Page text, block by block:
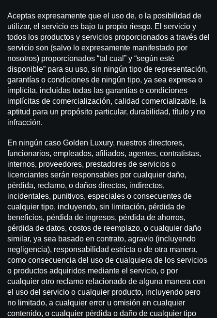
Aceptas expresamente que el uso de, o la posibilidad de
utilizar, el servicio es bajo tu propio riesgo. El servicio y
todos los productos y servicios proporcionados a través del
servicio son (salvo lo expresamente manifestado por
nosotros) proporcionados “tal cual” y “según esté
disponible” para su uso, sin ningún tipo de representación,
garantías o condiciones de ningún tipo, ya sea expresa o
implícita, incluidas todas las garantías o condiciones
implícitas de comercialización, calidad comercializable, la
aptitud para un propósito particular, durabilidad, título y no
infracción.
En ningún caso Golden Luxury, nuestros directores,
funcionarios, empleados, afiliados, agentes, contratistas,
internos, proveedores, prestadores de servicios o
licenciantes serán responsables por cualquier daño,
pérdida, reclamo, o daños directos, indirectos,
incidentales, punitivos, especiales o consecuentes de
cualquier tipo, incluyendo, sin limitación, pérdida de
beneficios, pérdida de ingresos, pérdida de ahorros,
pérdida de datos, costos de reemplazo, o cualquier daño
similar, ya sea basado en contrato, agravio (incluyendo
negligencia), responsabilidad estricta o de otra manera,
como consecuencia del uso de cualquiera de los servicios
o productos adquiridos mediante el servicio, o por
cualquier otro reclamo relacionado de alguna manera con
el uso del servicio o cualquier producto, incluyendo pero
no limitado, a cualquier error u omisión en cualquier
contenido, o cualquier pérdida o daño de cualquier tipo